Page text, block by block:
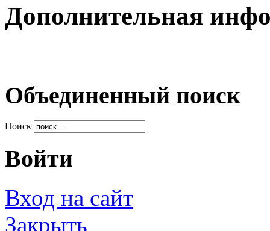
Дополнительная
Объединенный поиск
Поиск
Войти
Вход на сайт
Закрыть